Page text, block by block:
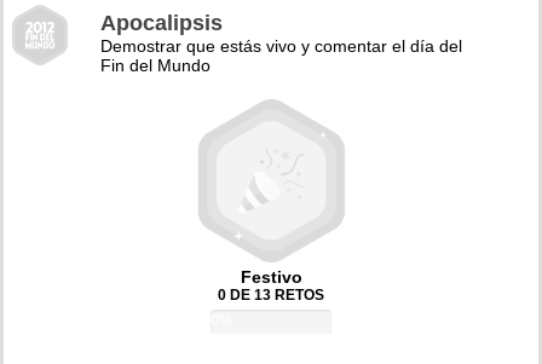
Apocalipsis
Demostrar que estás vivo y comentar el día del
Fin del Mundo
Festivo
0 DE 13 RETOS